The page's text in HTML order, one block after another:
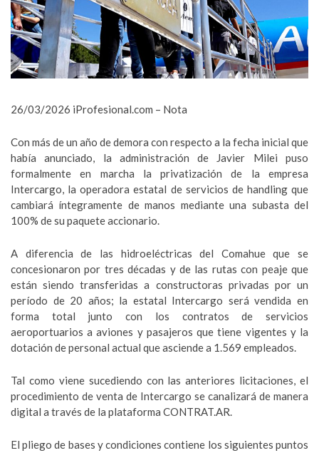
26/03/2026 iProfesional.com – Nota
Con más de un año de demora con respecto a la fecha inicial que
había anunciado, la administración de Javier Milei puso
formalmente en marcha la privatización de la empresa
Intercargo, la operadora estatal de servicios de handling que
cambiará íntegramente de manos mediante una subasta del
100% de su paquete accionario.
A diferencia de las hidroeléctricas del Comahue que se
concesionaron por tres décadas y de las rutas con peaje que
están siendo transferidas a constructoras privadas por un
período de 20 años; la estatal Intercargo será vendida en
forma total junto con los contratos de servicios
aeroportuarios a aviones y pasajeros que tiene vigentes y la
dotación de personal actual que asciende a 1.569 empleados.
Tal como viene sucediendo con las anteriores licitaciones, el
procedimiento de venta de Intercargo se canalizará de manera
digital a través de la plataforma CONTRAT.AR.
El pliego de bases y condiciones contiene los siguientes puntos